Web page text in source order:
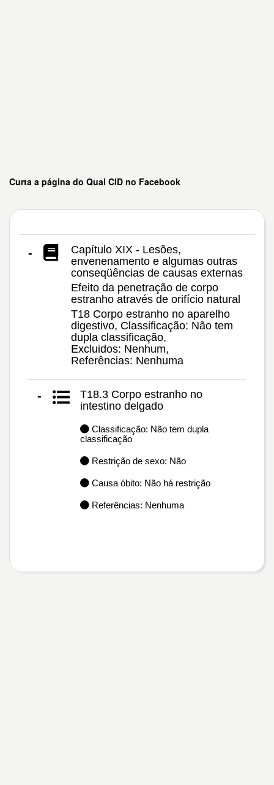
Curta a página do Qual CID no Facebook
-
Capítulo XIX - Lesões,
envenenamento e algumas outras
conseqüências de causas externas
Efeito da penetração de corpo
estranho através de orifício natural
T18 Corpo estranho no aparelho
digestivo, Classificação: Não tem
dupla classificação,
Excluidos: Nenhum,
Referências: Nenhuma
-
T18.3 Corpo estranho no
intestino delgado
Classificação: Não tem dupla
classificação
Restrição de sexo: Não
Causa óbito: Não há restrição
Referências: Nenhuma